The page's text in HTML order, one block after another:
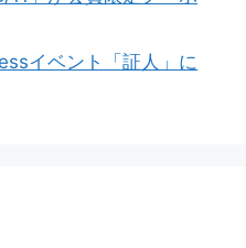
イベント「証人」に